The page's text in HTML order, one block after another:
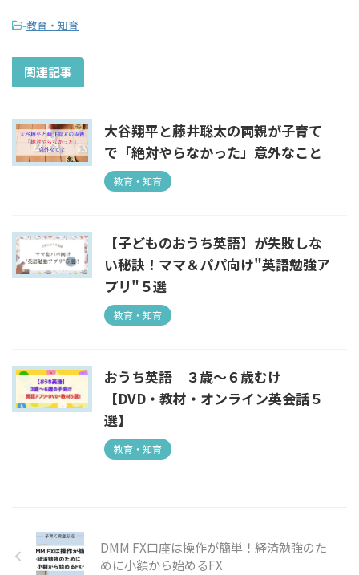
-教育・知育
関連記事
大谷翔平と藤井聡太の両親が子育て
で「絶対やらなかった」意外なこと
教育・知育
【子どものおうち英語】が失敗しな
い秘訣！ママ＆パパ向け"英語勉強ア
プリ"５選
教育・知育
おうち英語｜３歳～６歳むけ
【DVD・教材・オンライン英会話５
選】
教育・知育
DMM FX口座は操作が簡単！経済勉強のた
めに小額から始めるFX